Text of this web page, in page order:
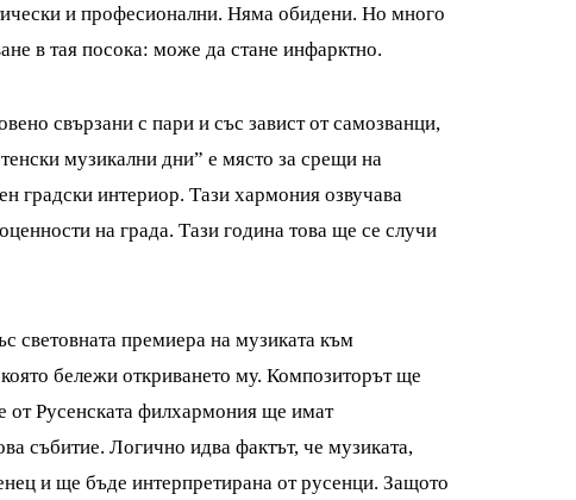
и професионални. Няма обидени. Но много
в тая посока: може да стане инфарктно.
свързани с пари и със завист от самозванци,
музикални дни” е място за срещи на
градски интериор. Тази хармония озвучава
на града. Тази година това ще се случи
световната премиера на музиката към
бележи откриването му. Композиторът ще
от Русенската филхармония ще имат
събитие. Логично идва фактът, че музиката,
и ще бъде интерпретирана от русенци. Защото